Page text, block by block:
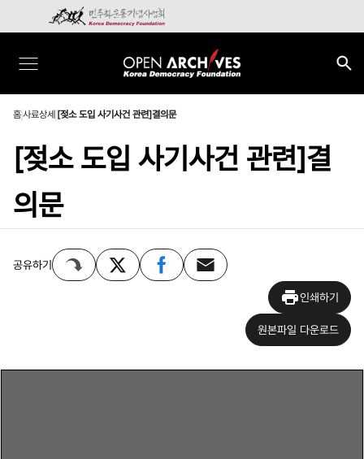
홈사료상세 [젖소 도입 사기사건 관련]결의문
[젖소 도입 사기사건 관련]결
의문
공유하기
인쇄하기
원본파일 다운로드